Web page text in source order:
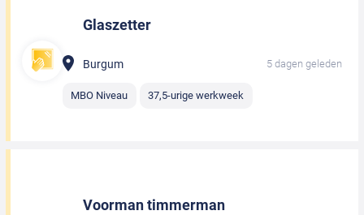
Glaszetter
Burgum 5 dagen geleden
MBO Niveau 37,5-urige werkweek
Voorman timmerman